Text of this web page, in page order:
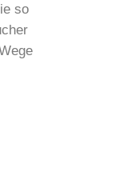
so